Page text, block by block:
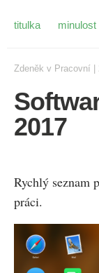
titulka minulost
Zdeněk v Pracovní
2017
Rychlý seznam
práci.